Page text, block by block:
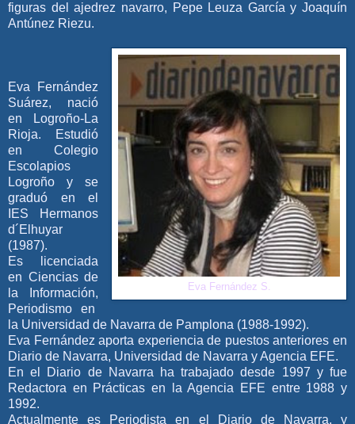
figuras del ajedrez navarro, Pepe Leuza García y Joaquín
Antúnez Riezu.
Eva Fernández S.
Eva Fernández
Suárez, nació
en Logroño-La
Rioja. Estudió
en Colegio
Escolapios
Logroño y se
graduó en el
IES Hermanos
d´Elhuyar
(1987).
Es licenciada
en Ciencias de
la Información,
Periodismo en
la Universidad de Navarra de Pamplona (1988-1992).
​Eva Fernández aporta experiencia de puestos anteriores en
Diario de Navarra, Universidad de Navarra y Agencia EFE.
En el Diario de Navarra ha trabajado desde 1997 y fue
Redactora en Prácticas en la Agencia EFE entre 1988 y
1992.
Actualmente es Periodista en el Diario de Navarra. y